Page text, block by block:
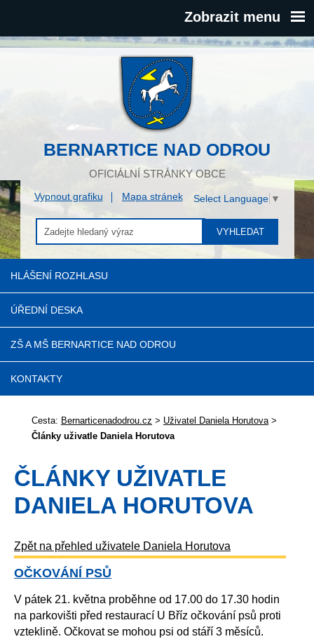
Zobrazit menu
BERNARTICE NAD ODROU
OFICIÁLNÍ STRÁNKY OBCE
Vypnout grafiku Mapa stránek Select Language ▼
VYHLEDAT
HLÁŠENÍ ROZHLASU
ÚŘEDNÍ DESKA
ZŠ A MŠ BERNARTICE NAD ODROU
KONTAKTY
Cesta: Bernarticenadodrou.cz > Uživatel Daniela Horutova>
Články uživatle Daniela Horutova
ČLÁNKY UŽIVATLE
DANIELA HORUTOVA
Zpět na přehled uživatele Daniela Horutova
OČKOVÁNÍ PSŮ
V pátek 21. května proběhne od 17.00 do 17.30 hodin
na parkovišti před restaurací U Bříz očkování psů proti
vzteklině. Očkovat se mohou psi od stáří 3 měsíců.